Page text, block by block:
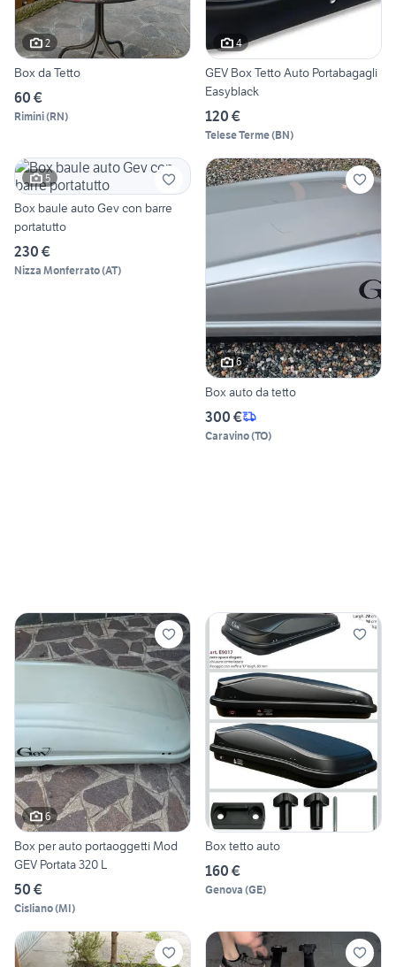
2
Box da Tetto
60 €
Rimini(RN)
4
GEV Box Tetto Auto Portabagagli
Easyblack
120 €
Telese Terme(BN)
5
Box baule auto Gev con barre
portatutto
230 €
Nizza Monferrato(AT)
6
Box auto da tetto
300 €
Caravino(TO)
6
Box per auto portaoggetti Mod
GEV Portata 320 L
50 €
Cisliano(MI)
Box tetto auto
160 €
Genova (GE)